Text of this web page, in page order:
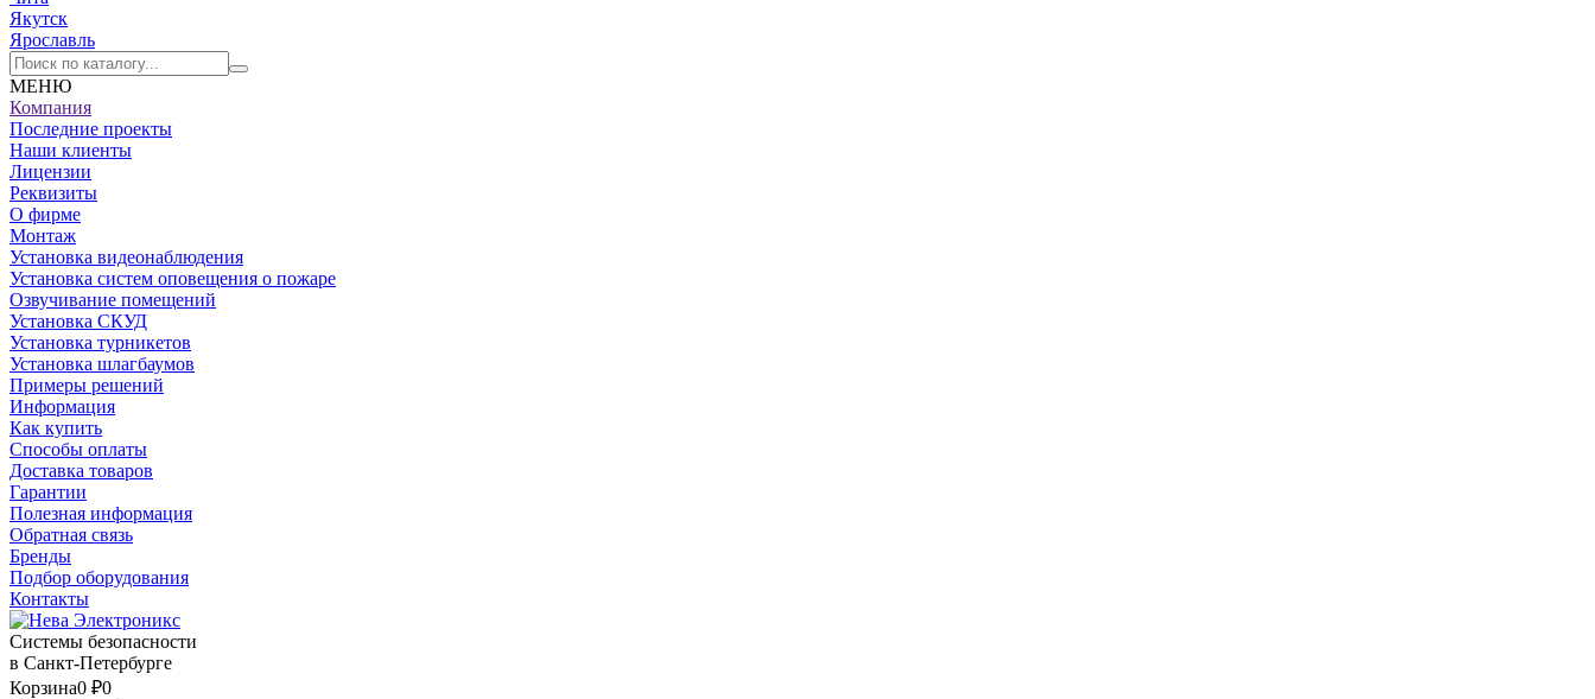
Якутск
Ярославль
МЕНЮ
Компания
Последние проекты
Наши клиенты
Лицензии
Реквизиты
О фирме
Монтаж
Установка видеонаблюдения
Установка систем оповещения о пожаре
Озвучивание помещений
Установка СКУД
Установка турникетов
Установка шлагбаумов
Примеры решений
Информация
Как купить
Способы оплаты
Доставка товаров
Гарантии
Полезная информация
Обратная связь
Бренды
Подбор оборудования
Контакты
Системы безопасности
в Санкт-Петербурге
Корзина0 ₽0